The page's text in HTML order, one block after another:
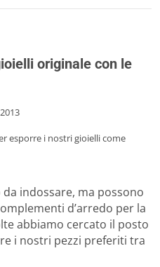
originale con le
esporre i nostri gioielli come
indossare, ma possono
d’arredo per la
abbiamo cercato il posto
i nostri pezzi preferiti tra